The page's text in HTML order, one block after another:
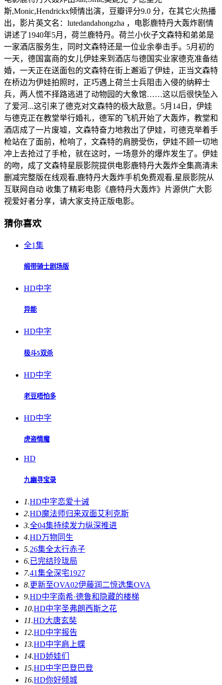
斯,Monic,Hendrickx倾情出演，豆瓣评分9.0 分，在其它火热播
出，影片英文名：lutedandahongzha ，电影鹿特丹大轰炸剧情
讲述了1940年5月，荷兰鹿特丹。荷兰小伙子文森特和弟弟是
一家酒店服务生，同时文森特还是一位业余拳击手。5月初的
一天，德国富商的女儿伊娃来到酒店与德国实业家德克准备结
婚，一天正在送面包的文森特在街上邂逅了伊娃，正当文森特
在桥边为伊娃拍照时，正巧遇上荷兰士兵阻击入侵的纳粹士
兵，两人慌不择路逃进了动物园的大象馆……这以后很快坠入
了爱河...这引来了德克对文森特的极大敌意。5月14日，伊娃
与德克正在教堂举行婚礼，德军的飞机开始了大轰炸，教堂和
酒店成了一片废墟，文森特奋力地救出了伊娃，可德克举着手
枪站在了面前，枪响了，文森特的肩膀受伤，伊娃不顾一切地
冲上去抢过了手枪，就在这时，一场意外的爆炸发生了。伊娃
的吻，成了文森特星辰影院提供电影鹿特丹大轰炸全集高清未
删减完整版在线观看,鹿特丹大轰炸手机免费观看,星辰影院从
互联网自动 收集了精彩电影《鹿特丹大轰炸》片源供广大影
视爱好者分享，请大家支持正版电影。
猜你喜欢
全1集
缎带骑士剧场版
HD中字
异能
HD中字
极斗5双杀
HD中字
老豆唔怕多
HD中字
虎盗情魔
HD
九幽寻宝录
1.HD中字恋爱十诫
2.HD魔法师归来双面艾利克斯
3.全04集持续发力纵深推进
4.HD万物同生
5.26集全太行赤子
6.已完结玲珑局
7.41集全深宅1927
8.更新至OVA02伊藤润二惊选集OVA
9.HD中字南希·德鲁和隐藏的楼梯
10.HD中字圣弗朗西斯之花
11.HD大唐玄奘
12.HD中字报告
13.HD中字肩上蝶
14.HD娇娃们
15.HD中字 巴登巴登
16.HD你好倾城